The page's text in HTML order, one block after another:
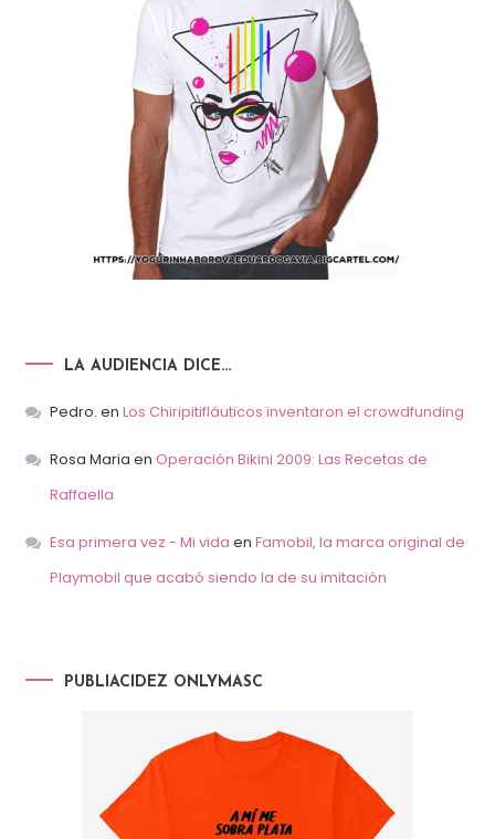
LA AUDIENCIA DICE…
Pedro. en Los Chiripitifláuticos inventaron el crowdfunding
Rosa Maria en Operación Bikini 2009: Las Recetas de
Raffaella
Esa primera vez - Mi vida en Famobil, la marca original de
Playmobil que acabó siendo la de su imitación
PUBLIACIDEZ ONLYMASC